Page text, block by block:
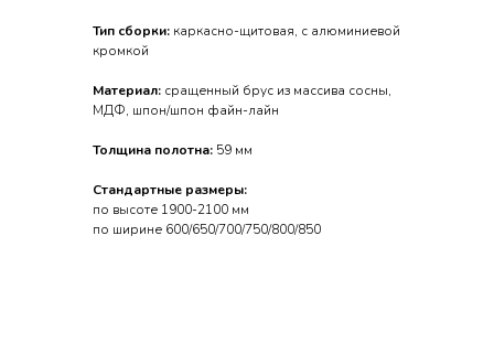
Тип сборки: каркасно-щитовая, с алюминиевой
кромкой
Материал: сращенный брус из массива сосны,
МДФ, шпон/шпон файн-лайн
Толщина полотна: 59 мм
Стандартные размеры:
по высоте 1900-2100 мм
по ширине 600/650/700/750/800/850